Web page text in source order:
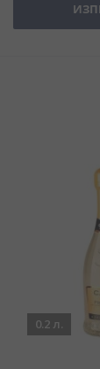
0.2 л.